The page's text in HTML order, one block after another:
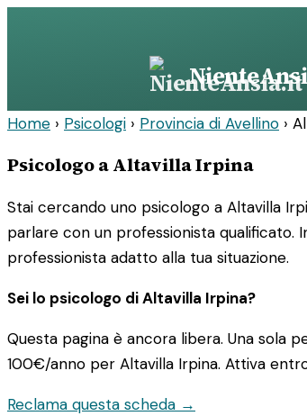
Home › Psicologi › Provincia di Avellino ›
Psicologo a Altavilla Irpina
Stai cercando uno psicologo a Altavilla
parlare con un professionista qualificato.
professionista adatto alla tua situazione.
Sei lo psicologo di Altavilla Irpina?
Questa pagina è ancora libera. Una sola
100€/anno per Altavilla Irpina. Attiva
Reclama questa scheda →